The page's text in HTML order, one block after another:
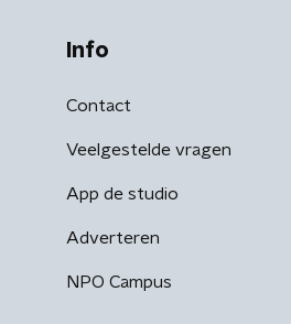
Info
Contact
Veelgestelde vragen
App de studio
Adverteren
NPO Campus